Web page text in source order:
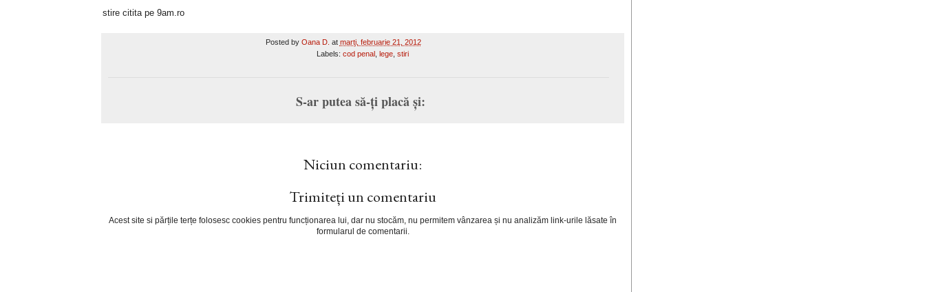
stire citita pe 9am.ro
Posted by Oana D. at marți, februarie 21, 2012
Labels: cod penal lege stiri
S-ar putea să-ți placă și:
Niciun comentariu:
Trimiteți un comentariu
Acest site si părțile terțe folosesc cookies pentru funcționarea lui, dar nu stocăm, nu permitem vânzarea și nu analizăm link-urile lăsate în
formularul de comentarii.